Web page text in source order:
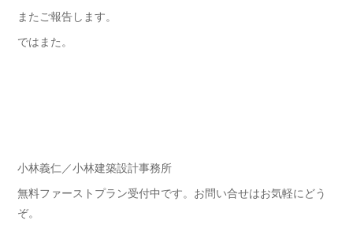
またご報告します。
ではまた。
小林義仁／小林建築設計事務所
無料ファーストプラン受付中です。お問い合せはお気軽にどう
ぞ。